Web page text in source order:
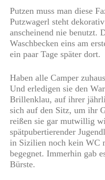
Putzen muss man diese
Putzwagerl steht
anscheinend nie benutzt.
Waschbecken eins am
ein paar Tage später dort.
Haben alle Camper
Und erledigen sie den
Brillenklau, auf ihrer
sich auf den Sitz, um ihr
reißen sie gar mutwillig
spätpubertierender
in Sizilien noch kein WC
begegnet. Immerhin gab
Bürste.